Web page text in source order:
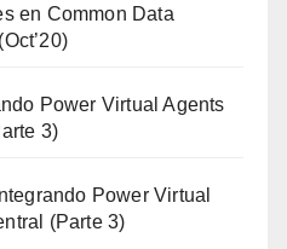
en Common Data
Power Virtual Agents
3)
Integrando Power Virtual
(Parte 3)